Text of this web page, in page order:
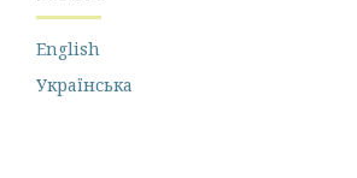
English
Українська